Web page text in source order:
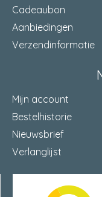
Cadeaubon
Aanbiedingen
Verzendinformatie
Mijn account
Bestelhistorie
Nieuwsbrief
Verlanglijst